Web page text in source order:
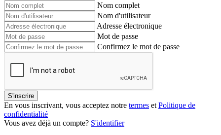
Nom complet
Nom d'utilisateur
Adresse électronique
Mot de passe
Confirmez le mot de passe
S'inscrire
En vous inscrivant, vous acceptez notre termes et Politique de
confidentialité
Vous avez déjà un compte? S'identifier